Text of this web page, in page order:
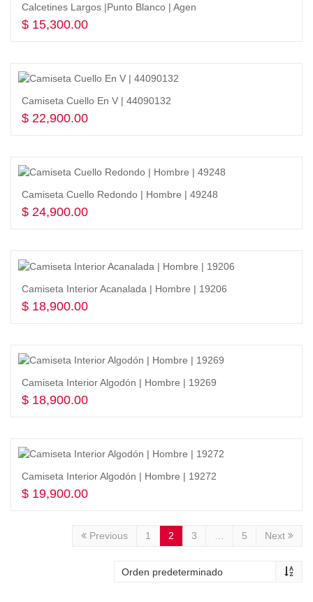
Calcetines Largos |Punto Blanco | Agen
$ 15,300.00
Camiseta Cuello En V | 44090132
$ 22,900.00
Camiseta Cuello Redondo | Hombre | 49248
$ 24,900.00
Camiseta Interior Acanalada | Hombre | 19206
$ 18,900.00
Camiseta Interior Algodón | Hombre | 19269
$ 18,900.00
Camiseta Interior Algodón | Hombre | 19272
$ 19,900.00
Previous 1 2 3 … 5 Next